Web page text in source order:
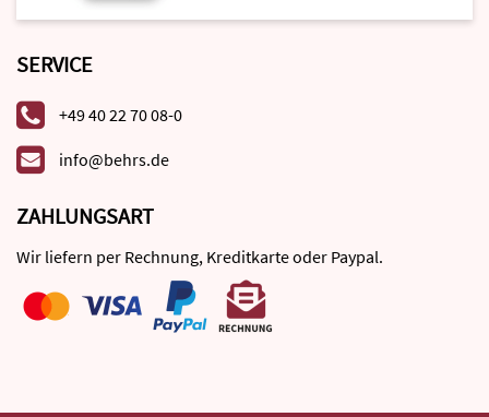
SERVICE
+49 40 22 70 08-0
info@behrs.de
ZAHLUNGSART
Wir liefern per Rechnung, Kreditkarte oder Paypal.